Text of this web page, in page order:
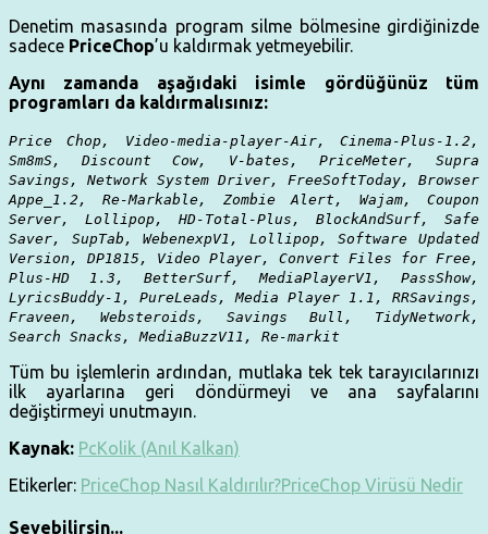
Denetim masasında program silme bölmesine girdiğinizde
sadece PriceChop’u kaldırmak yetmeyebilir.
Aynı zamanda aşağıdaki isimle gördüğünüz tüm
programları da kaldırmalısınız:
Price Chop, Video-media-player-Air, Cinema-Plus-1.2,
Sm8mS, Discount Cow, V-bates, PriceMeter, Supra
Savings, Network System Driver, FreeSoftToday, Browser
Appe_1.2, Re-Markable, Zombie Alert, Wajam, Coupon
Server, Lollipop, HD-Total-Plus, BlockAndSurf, Safe
Saver, SupTab, WebenexpV1, Lollipop, Software Updated
Version, DP1815, Video Player, Convert Files for Free,
Plus-HD 1.3, BetterSurf, MediaPlayerV1, PassShow,
LyricsBuddy-1, PureLeads, Media Player 1.1, RRSavings,
Fraveen, Websteroids, Savings Bull, TidyNetwork,
Search Snacks, MediaBuzzV11, Re-markit
Tüm bu işlemlerin ardından, mutlaka tek tek tarayıcılarınızı
ilk ayarlarına geri döndürmeyi ve ana sayfalarını
değiştirmeyi unutmayın.
Kaynak: PcKolik (Anıl Kalkan)
Etikerler: PriceChop Nasıl Kaldırılır?PriceChop Virüsü Nedir
Sevebilirsin...